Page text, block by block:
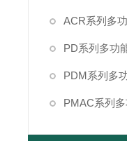
ACR系列多
PD系列多功
PDM系列多
PMAC系列